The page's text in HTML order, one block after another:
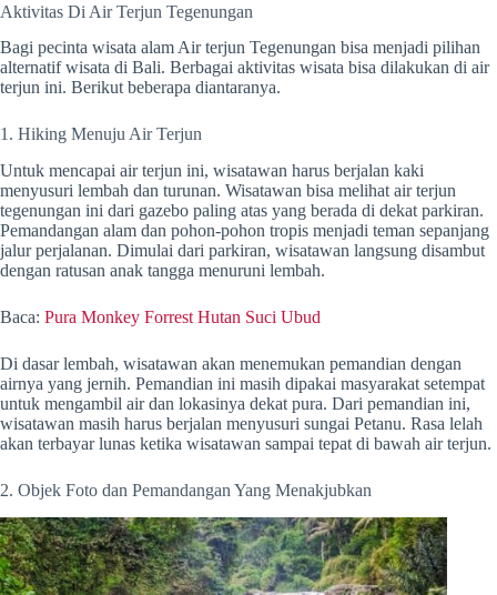
Aktivitas Di Air Terjun Tegenungan
Bagi pecinta wisata alam Air terjun Tegenungan bisa menjadi pilihan
alternatif wisata di Bali. Berbagai aktivitas wisata bisa dilakukan di air
terjun ini. Berikut beberapa diantaranya.
1. Hiking Menuju Air Terjun
Untuk mencapai air terjun ini, wisatawan harus berjalan kaki
menyusuri lembah dan turunan. Wisatawan bisa melihat air terjun
tegenungan ini dari gazebo paling atas yang berada di dekat parkiran.
Pemandangan alam dan pohon-pohon tropis menjadi teman sepanjang
jalur perjalanan. Dimulai dari parkiran, wisatawan langsung disambut
dengan ratusan anak tangga menuruni lembah.
Baca: Pura Monkey Forrest Hutan Suci Ubud
Di dasar lembah, wisatawan akan menemukan pemandian dengan
airnya yang jernih. Pemandian ini masih dipakai masyarakat setempat
untuk mengambil air dan lokasinya dekat pura. Dari pemandian ini,
wisatawan masih harus berjalan menyusuri sungai Petanu. Rasa lelah
akan terbayar lunas ketika wisatawan sampai tepat di bawah air terjun.
2. Objek Foto dan Pemandangan Yang Menakjubkan